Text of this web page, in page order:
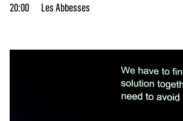
20:00 Les Abbesses